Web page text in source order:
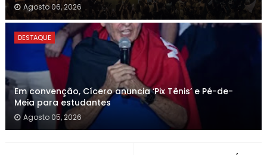
Agosto 06, 2026
DESTAQUE
Em convenção, Cícero anuncia ‘Pix Tênis’ e Pé-de-
Meia para estudantes
Agosto 05, 2026